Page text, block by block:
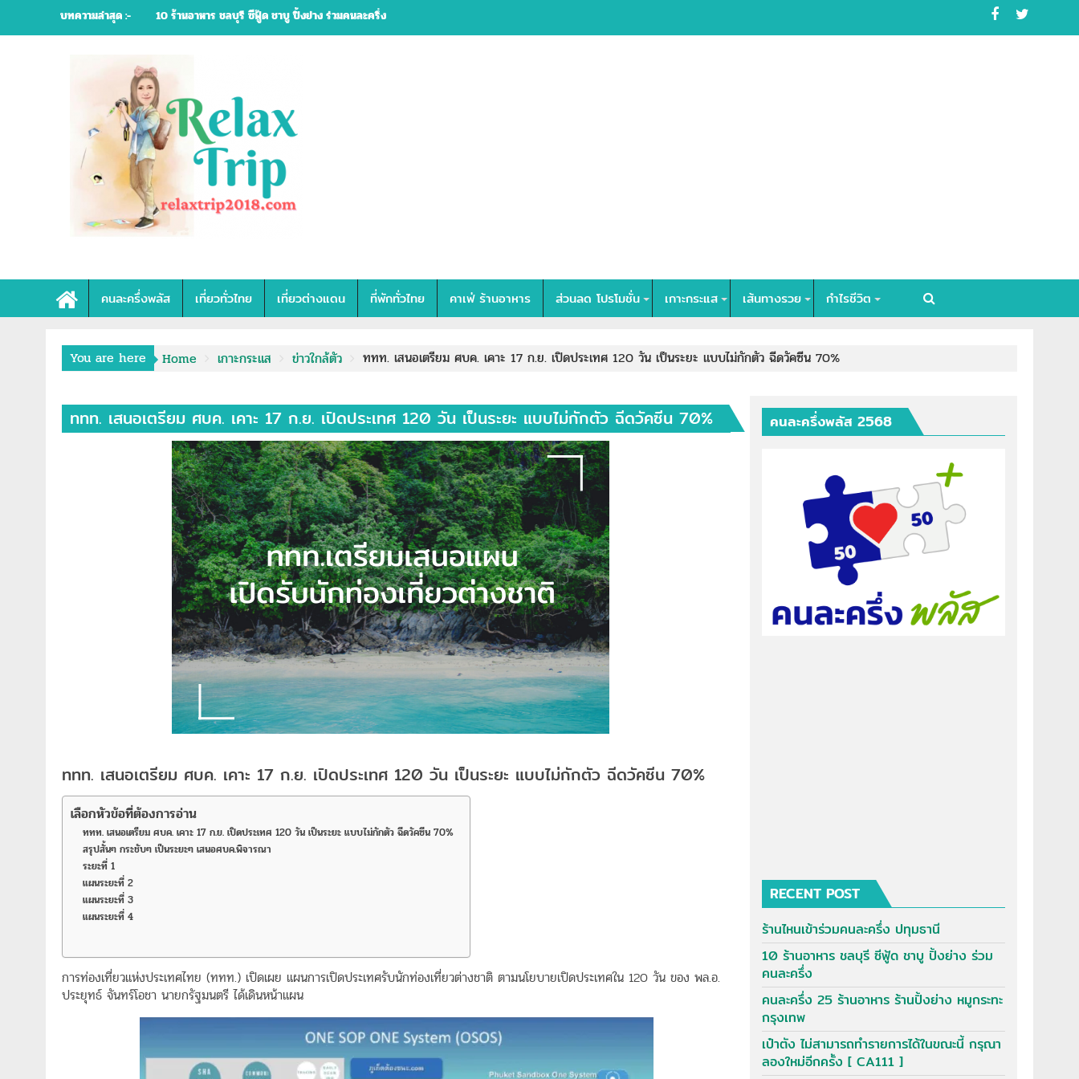
บทความล่าสุด :- คนละครึ่ง 25 ร้านอาหาร ร้านปิ้งย่าง หมูกระทะ กรุงเทพ
คนละครึ่งพลัส เที่ยวทั่วไทย เที่ยวต่างแดน ที่พักทั่วไทย คาเฟ่ ร้านอาหาร ส่วนลด โปรโมชั่น เกาะกระแส เส้นทางรวย กำไรชีวิต
You are here Home เกาะกระแส ข่าวใกล้ตัว ททท. เสนอเตรียม ศบค. เคาะ 17 ก.ย. เปิดประเทศ 120 วัน เป็นระยะ แบบไม่กักตัว ฉีดวัคซีน 70%
ททท. เสนอเตรียม ศบค. เคาะ 17 ก.ย. เปิดประเทศ 120 วัน เป็นระยะ แบบไม่กักตัว ฉีดวัคซีน 70%
ททท. เสนอเตรียม ศบค. เคาะ 17 ก.ย. เปิดประเทศ 120 วัน เป็นระยะ แบบไม่กักตัว ฉีดวัคซีน 70%
เลือกหัวข้อที่ต้องการอ่าน
ททท. เสนอเตรียม ศบค. เคาะ 17 ก.ย. เปิดประเทศ 120 วัน เป็นระยะ แบบไม่กักตัว ฉีดวัคซีน 70%
สรุปสั้นๆ กระชับๆ เป็นระยะๆ เสนอศบค.พิจารณา
ระยะที่ 1
แผนระยะที่ 2
แผนระยะที่ 3
แผนระยะที่ 4
การท่องเที่ยวแห่งประเทศไทย (ททท.) เปิดเผย แผนการเปิดประเทศรับนักท่องเที่ยวต่างชาติ ตามนโยบายเปิดประเทศใน 120 วัน ของ พล.อ.
ประยุทธ์ จันทร์โอชา นายกรัฐมนตรี ได้เดินหน้าแผน
คนละครึ่งพลัส 2568
RECENT POST
ร้านไหนเข้าร่วมคนละครึ่ง ปทุมธานี
10 ร้านอาหาร ชลบุรี ซีฟู้ด ชาบู ปิ้งย่าง ร่วม
คนละครึ่ง
คนละครึ่ง 25 ร้านอาหาร ร้านปิ้งย่าง หมูกระทะ
กรุงเทพ
เป๋าตัง ไม่สามารถทำรายการได้ในขณะนี้ กรุณา
ลองใหม่อีกครั้ง [ CA111 ]